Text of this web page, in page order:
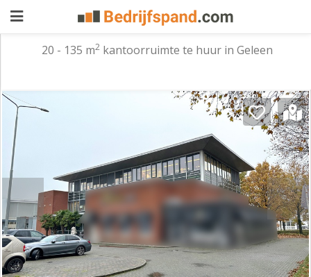
aanbieden
Pand
adverteren
Premium
adverteren
Blog
Registreren
20 - 135 m2kantoorruimte te huur in Geleen